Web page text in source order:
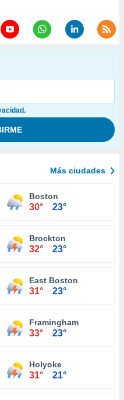
Más ciudades
Boston
30° 23°
AirportBrockton
32° 23°
East Boston
31° 23°
Framingham
33° 23°
Holyoke
31° 21°